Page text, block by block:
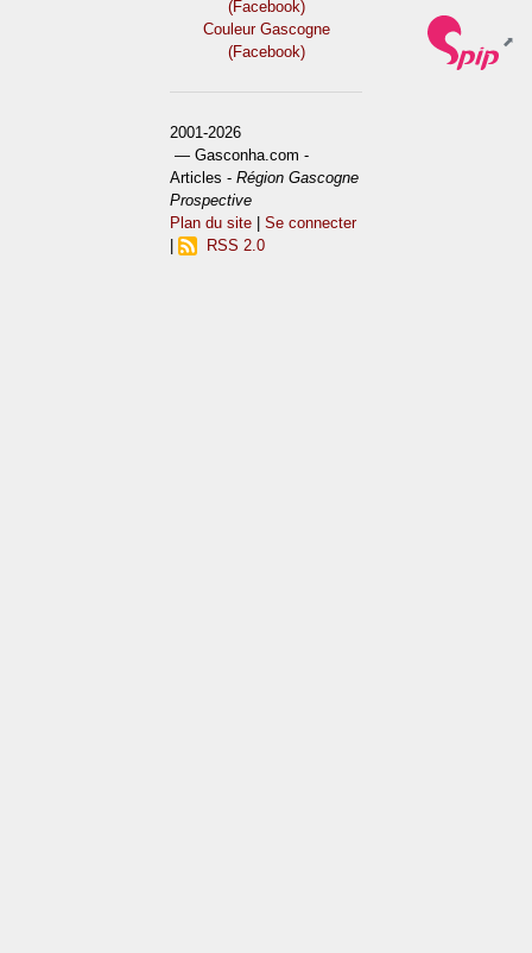
(Facebook)
Couleur Gascogne
(Facebook)
2001-2026
— Gasconha.com -
Articles -Région Gascogne
Prospective
Plan du site |Se connecter
RSS 2.0